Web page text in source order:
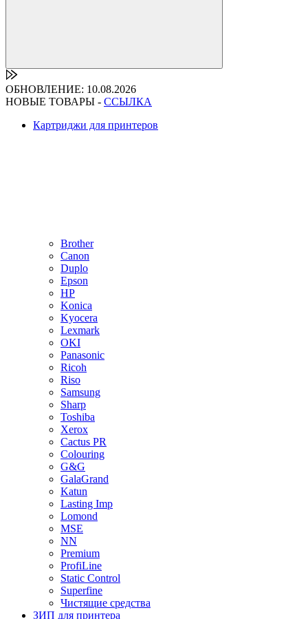
ОБНОВЛЕНИЕ: 10.08.2026
НОВЫЕ ТОВАРЫ - ССЫЛКА
Картриджи для принтеров
Brother
Canon
Duplo
Epson
HP
Konica
Kyocera
Lexmark
OKI
Panasonic
Ricoh
Riso
Samsung
Sharp
Toshiba
Xerox
Cactus PR
Colouring
G&G
GalaGrand
Katun
Lasting Imp
Lomond
MSE
NN
Premium
ProfiLine
Static Control
Superfine
Чистящие средства
ЗИП для принтера